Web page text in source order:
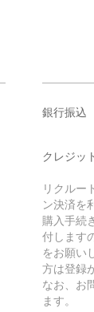
銀行振込
クレジッ
リクルー
ン決済を
購入手続
付します
をお願い
方は登録
なお、お
ます。